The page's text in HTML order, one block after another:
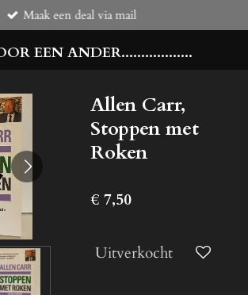
EEN ANDER..................
Maak een deal via mail
Allen Carr,
Stoppen met
Roken
€ 7,50
Uitverkocht